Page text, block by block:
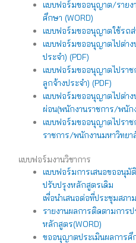
แบบฟอร์มขออนุญาต/รายง
ศึกษา (WORD)
แบบฟอร์มขออนุญาตใช้รถส่
แบบฟอร์มขออนุญาตไปต่าง
ประจำ) (PDF)
แบบฟอร์มขออนุญาตไปราช
ลูกจ้างประจำ) (PDF)
แบบฟอร์มขออนุญาตไปต่าง
ผ่อน(พนักงานราชการ/พนัก
แบบฟอร์มขออนุญาตไปราช
ราชการ/พนักงานมหาวิทยา
แบบฟอร์มงานวิชาการ
แบบฟอร์มการเสนอขออนุ
ปรับปรุงหลักสูตรเดิม
เพื่อนำเสนอต่อที่ประชุมสภา
รายงานผลการติดตามการ
หลักสูตร(WORD)
ขออนุญาตประเมินผลการศึ